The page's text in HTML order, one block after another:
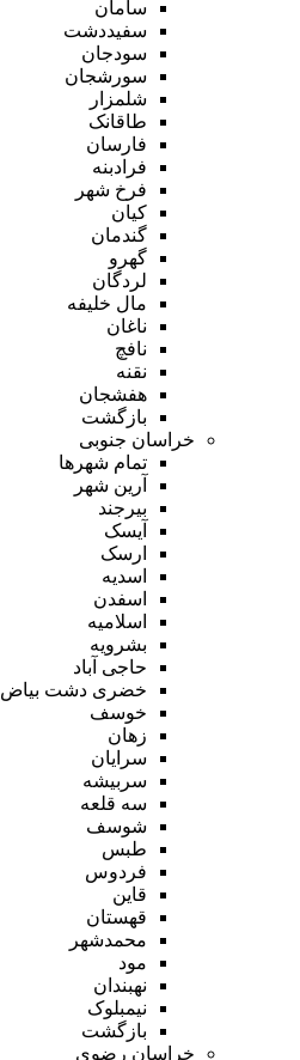
سامان
سفیددشت
سودجان
سورشجان
شلمزار
طاقانک
فارسان
فرادبنه
فرخ شهر
کیان
گندمان
گهرو
لردگان
مال خلیفه
ناغان
نافچ
نقنه
هفشجان
بازگشت
خراسان جنوبی
تمام شهر‌ها
آرین شهر
بیرجند
آیسک
ارسک
اسدیه
اسفدن
اسلامیه
بشرویه
حاجی آباد
خضری دشت بیاض
خوسف
زهان
سرایان
سربیشه
سه قلعه
شوسف
طبس
فردوس
قاین
قهستان
محمدشهر
مود
نهبندان
نیمبلوک
بازگشت
خراسان رضوی